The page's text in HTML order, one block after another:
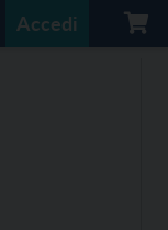
Accedi